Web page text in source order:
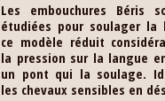
Les embouchures Béris
étudiées pour soulager la
ce modèle réduit
la pression sur la langue
un pont qui la soulage.
les chevaux sensibles en